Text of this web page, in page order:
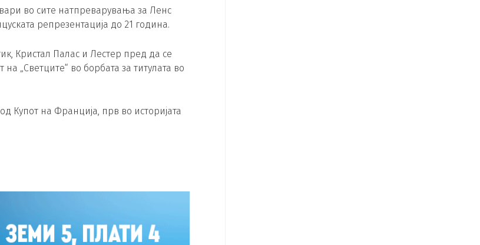
во сите натпреварувања за Ленс
репрезентација до 21 година.
Кристал Палас и Лестер пред да се
„Светците“ во борбата за титулата во
Купот на Франција, прв во историјата